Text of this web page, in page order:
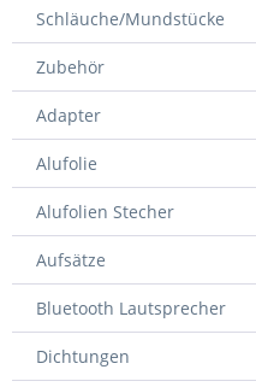
Schläuche/Mundstücke
Zubehör
Adapter
Alufolie
Alufolien Stecher
Aufsätze
Bluetooth Lautsprecher
Dichtungen